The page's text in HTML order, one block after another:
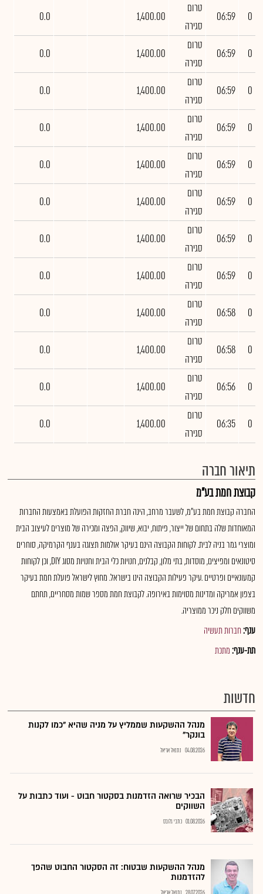
0
06:59
טרום
סגירה
1,400.00
0.0
0
06:59
טרום
סגירה
1,400.00
0.0
0
06:59
טרום
סגירה
1,400.00
0.0
0
06:59
טרום
סגירה
1,400.00
0.0
0
06:59
טרום
סגירה
1,400.00
0.0
0
06:59
טרום
סגירה
1,400.00
0.0
0
06:59
טרום
סגירה
1,400.00
0.0
0
06:59
טרום
סגירה
1,400.00
0.0
0
06:58
טרום
סגירה
1,400.00
0.0
0
06:58
טרום
סגירה
1,400.00
0.0
0
06:56
טרום
סגירה
1,400.00
0.0
0
06:35
טרום
סגירה
1,400.00
0.0
תיאור חברה
קבוצת חמת בע"מ
החברה קבוצת חמת בע"מ, לשעבר מרחב, הינה חברת החזקות הפועלת באמצעות החברות
המאוחדות שלה בתחום של ייצור, פיתוח, יבוא, שיווק, הפצה ומכירה של מוצרים לעיצוב הבית
ומוצרי גמר בניה לבית. לקוחות הקבוצה הינם בעיקר אולמות תצוגה בענף הקרמיקה, סוחרים
סיטונאים ומפיצים, מוסדות, בתי מלון, קבלנים, חנויות כלי הבית וחנויות מסוג DIY, וכן לקוחות
קמעונאיים ופרטיים .עיקר פעילות הקבוצה הינו בישראל. מחוץ לישראל פועלת חמת בעיקר
בצפון אמריקה ומדינות מסוימות באירופה. לקבוצת חמת מספר שמות מסחריים, תחתם
משווקים חלק ניכר ממוצריה.
ענף:חברות תעשיה
תת-ענף:מתכת
חדשות
מנהל ההשקעות שממליץ על מניה שהיא "כמו לקנות
בונקר"
04.08.2026 נתנאל אריאל
הבכיר שרואה הזדמנות בסקטור חבוט - ועוד כתבות על
השווקים
01.08.2026 כתבי גלובס
מנהל ההשקעות שבטוח: זה הסקטור החבוט שהפך
להזדמנות